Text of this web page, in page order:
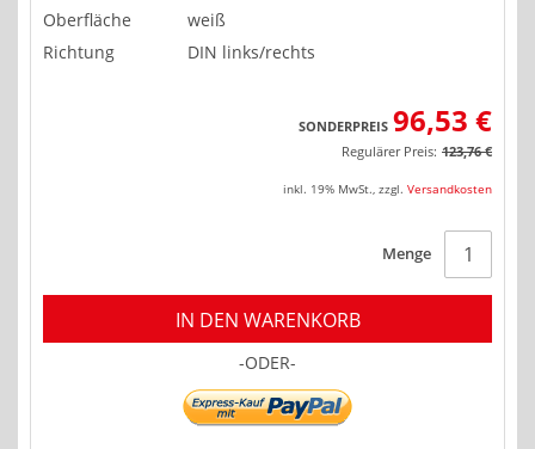
Oberfläche
weiß
Richtung
DIN links/rechts
SONDERPREIS 96,53 €
Regulärer Preis: 123,76 €
inkl. 19% MwSt. zzgl. Versandkosten
Menge
IN DEN WARENKORB
-ODER-